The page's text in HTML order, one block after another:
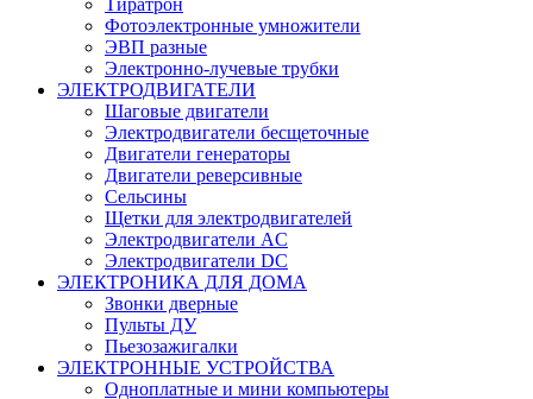
Фотоэлектронные умножители
ЭВП разные
Электронно-лучевые трубки
ЭЛЕКТРОДВИГАТЕЛИ
Шаговые двигатели
Электродвигатели бесщеточные
Двигатели генераторы
Двигатели реверсивные
Сельсины
Щетки для электродвигателей
Электродвигатели AC
Электродвигатели DC
ЭЛЕКТРОНИКА ДЛЯ ДОМА
Звонки дверные
Пульты ДУ
Пьезозажигалки
ЭЛЕКТРОННЫЕ УСТРОЙСТВА
Одноплатные и мини компьютеры